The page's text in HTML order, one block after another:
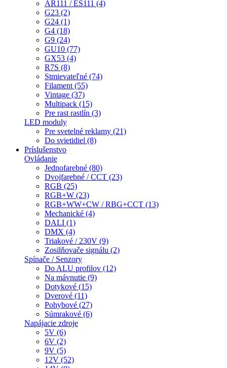
AR111 / ES111 (4)
G23 (2)
G24 (1)
G4 (18)
G9 (24)
GU10 (77)
GX53 (4)
R7S (8)
Stmievateľné (74)
Filament (55)
Vintage (37)
Multipack (15)
Pre rast rastlín (3)
LED moduly
Pre svetelné reklamy (21)
Do svietidiel (8)
Príslušenstvo
Ovládanie
Jednofarebné (80)
Dvojfarebné / CCT (23)
RGB (25)
RGB+W (23)
RGB+WW+CW / RBG+CCT (13)
Mechanické (4)
DALI (1)
DMX (4)
Triakové / 230V (9)
Zosilňovače signálu (2)
Spínače / Senzory
Do ALU profilov (12)
Na mávnutie (9)
Dotykové (15)
Dverové (11)
Pohybové (27)
Súmrakové (6)
Napájacie zdroje
5V (6)
6V (2)
9V (5)
12V (52)